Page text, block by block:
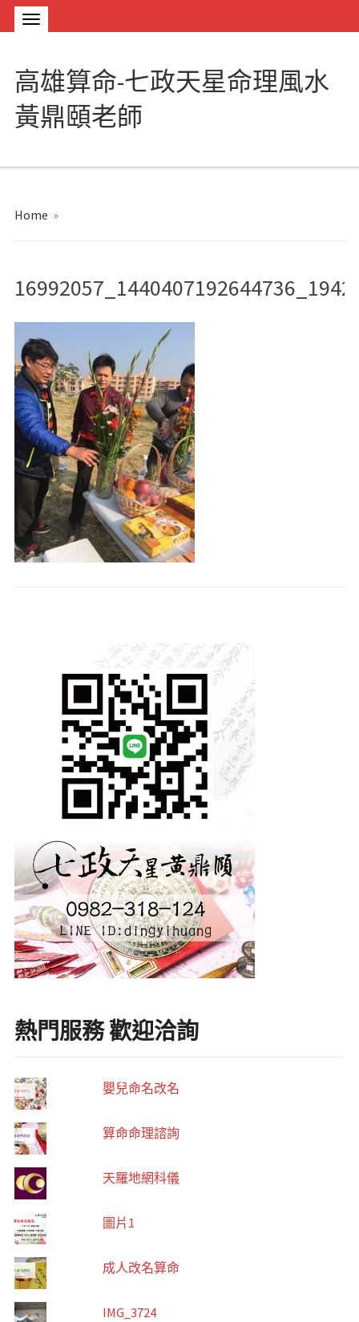
高雄算命-七政天星命理風水
黃鼎頤老師
Home »
熱門服務 歡迎洽詢
嬰兒命名改名
算命命理諮詢
天羅地網科儀
圖片1
成人改名算命
IMG_3724